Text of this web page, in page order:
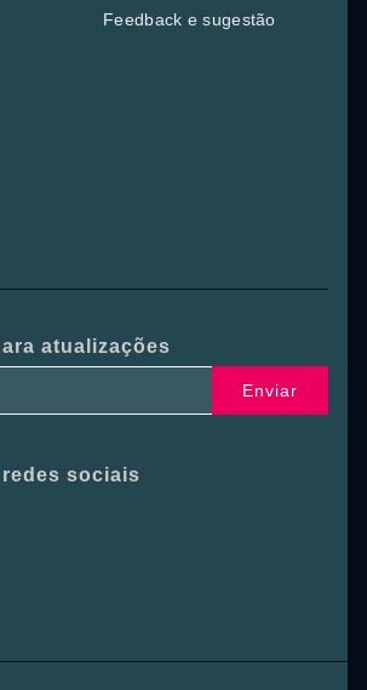
Feedback e sugestão
atualizações
Enviar
sociais